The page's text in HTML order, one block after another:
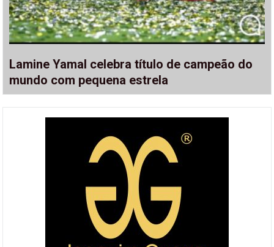
Lamine Yamal celebra título de campeão do
mundo com pequena estrela